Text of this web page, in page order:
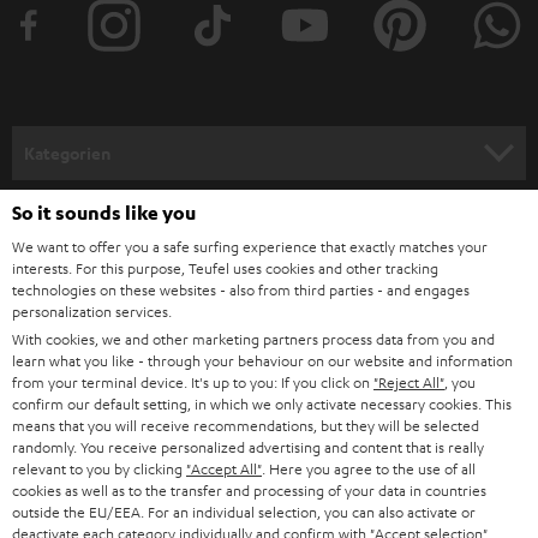
sind diese Kopfhörer sicher für jeden passend. Durch die Bauweise der In-
Ears ist der Geräuschpegel von außen gedämmt und man kann sich
Außenschalldämpfung und die AIRY TWS PRO mit adaptivem Active Noise
Cancelling.
Noise-Cancelling-Kopfhörer: ANC Kopfhörer
Noise-Cancelling-Kopfhörerblenden aktiv Störfrequenzenaus und lassen
nur den Klang der Lautsprecher ans Ohr. Mit dieser Technik kann man
überall ungestört Musik oder seine Lieblingspodcasts genießen. Auf
langen Reisen im Bus, der Bahn oder im Flugzeug können
Umgebungsgeräusche den Schlaf rauben oder auch Kopfschmerzen
verursachen. Abhilfe können daNoise-Cancelling-Kopfhörermit
aktiver Antilärm-Funktion (ANC) schaffen. Teufel Produkte mit aktiver
Lärmunterdrückung:
REAL BLUE NC 3
REAL BLUE PRO
HEIMKINO
HEIMKINO-KOMPLETTANLAGEN
SOUNDBARS
STEREO
SMART HOME
BLUETOOTH-LAUTSPRECHER
KOPFHÖRER
Unternehmen
SUPPORT
PRESSE & MARKETING
GESCHÄFTSKUNDEN
PARTNERPROGRAMM
Teufel Onlineshops
DEUTSCHLAND
ÖSTERREICH
SCHWEIZ
So it sounds like you
We want to offer you a safe surfing experience that exactly matches your
interests. For this purpose, Teufel uses cookies and other tracking
technologies on these websites - also from third parties - and engages
personalization services.
With cookies, we and other marketing partners process data from you and
learn what you like - through your behaviour on our website and information
from your terminal device. It's up to you: If you click on "Reject All" , you
confirm our default setting, in which we only activate necessary cookies. This
means that you will receive recommendations, but they will be selected
randomly. You receive personalized advertising and content that is really
relevant to you by clicking "Accept All" . Here you agree to the use of all
cookies as well as to the transfer and processing of your data in countries
outside the EU/EEA. For an individual selection, you can also activate or
deactivate each category individually and confirm with "Accept selection"